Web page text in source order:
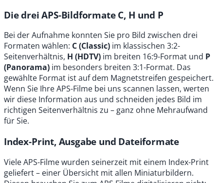
Die drei APS-Bildformate C, H und P
Bei der Aufnahme konnten Sie pro Bild zwischen drei
Formaten wählen: C (Classic) im klassischen 3:2-
Seitenverhältnis, H (HDTV) im breiten 16:9-Format und P
(Panorama) im besonders breiten 3:1-Format. Das
gewählte Format ist auf dem Magnetstreifen gespeichert.
Wenn Sie Ihre APS-Filme bei uns scannen lassen, werten
wir diese Information aus und schneiden jedes Bild im
richtigen Seitenverhältnis zu – ganz ohne Mehraufwand
für Sie.
Index-Print, Ausgabe und Dateiformate
Viele APS-Filme wurden seinerzeit mit einem Index-Print
geliefert – einer Übersicht mit allen Miniaturbildern.